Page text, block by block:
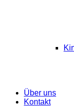
Über uns
Kontakt